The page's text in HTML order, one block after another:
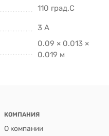
110 град.C
3 А
0.09 × 0.013 ×
0.019 м
КОМПАНИЯ
О компании